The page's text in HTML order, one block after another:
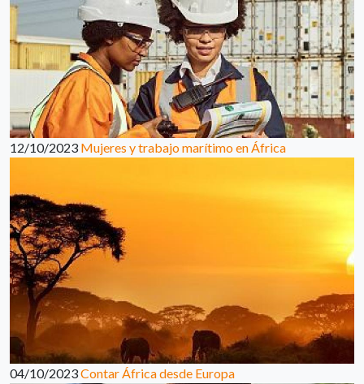
12/10/2023 Mujeres y trabajo marítimo en África
04/10/2023Contar África desde Europa